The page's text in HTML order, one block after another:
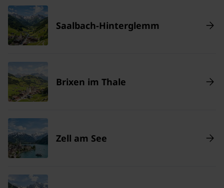
Saalbach-Hinterglemm
Brixen im Thale
Zell am See